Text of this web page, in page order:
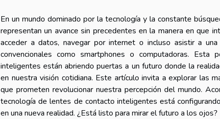
En un mundo dominado por la tecnología y la constante
representan un avance sin precedentes en la manera en que
acceder a datos, navegar por internet o incluso asistir a
convencionales como smartphones o computadoras.
inteligentes están abriendo puertas a un futuro donde la
en nuestra visión cotidiana. Este artículo invita a explorar las
que prometen revolucionar nuestra percepción del mundo.
tecnología de lentes de contacto inteligentes está
en una nueva realidad. ¿Está listo para mirar el futuro a los ojos?